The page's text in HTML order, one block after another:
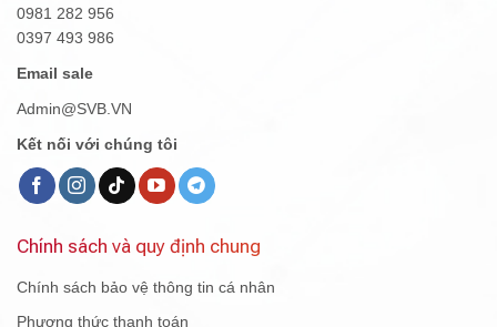
0981 282 956
0397 493 986
Email sale
Admin@SVB.VN
Kết nối với chúng tôi
Chính sách và quy định chung
Chính sách bảo vệ thông tin cá nhân
Phương thức thanh toán